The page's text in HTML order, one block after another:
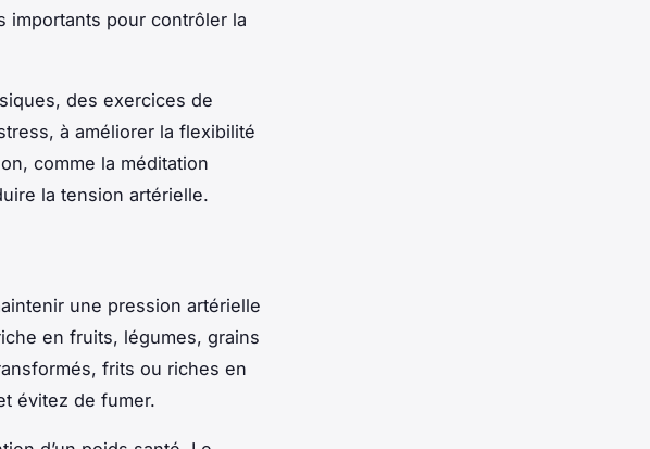
importants pour contrôler la
des exercices de
à améliorer la flexibilité
comme la méditation
la tension artérielle.
une pression artérielle
en fruits, légumes, grains
frits ou riches en
évitez de fumer.